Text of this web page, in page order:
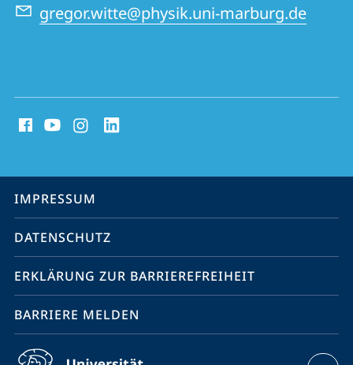
gregor.witte@physik.uni-marburg.de
Media
Service-
Navigation
IMPRESSUM
DATENSCHUTZ
ERKLÄRUNG ZUR BARRIEREFREIHEIT
BARRIERE MELDEN